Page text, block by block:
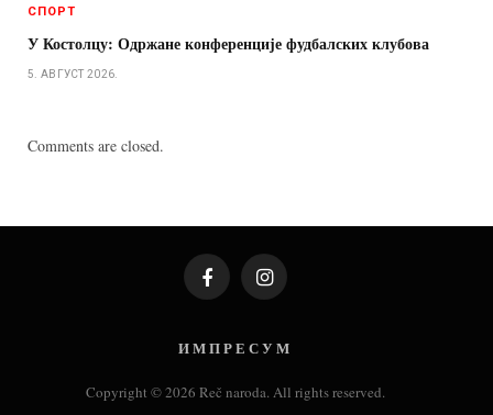
СПОРТ
У Костолцу: Одржане конференције фудбалских клубова
5. АВГУСТ 2026.
Comments are closed.
FacebookInstagram
И М П Р Е С У М
Copyright © 2026 Reč naroda. All rights reserved.